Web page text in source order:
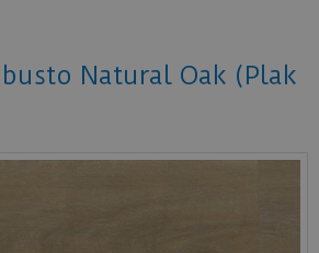
Natural Oak (Plak